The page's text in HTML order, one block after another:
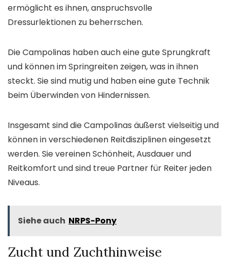
ermöglicht es ihnen, anspruchsvolle
Dressurlektionen zu beherrschen.
Die Campolinas haben auch eine gute Sprungkraft
und können im Springreiten zeigen, was in ihnen
steckt. Sie sind mutig und haben eine gute Technik
beim Überwinden von Hindernissen.
Insgesamt sind die Campolinas äußerst vielseitig und
können in verschiedenen Reitdisziplinen eingesetzt
werden. Sie vereinen Schönheit, Ausdauer und
Reitkomfort und sind treue Partner für Reiter jeden
Niveaus.
Siehe auch NRPS-Pony
Zucht und Zuchthinweise